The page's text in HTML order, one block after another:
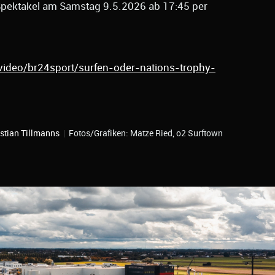
am Samstag 9.5.2026 ab 17:45 per
br24sport/surfen-oder-nations-trophy-
Tillmanns | Fotos/Grafiken: Matze Ried, o2 Surftown